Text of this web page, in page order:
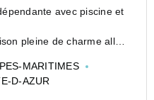
avec piscine et
pleine de charme allie
plages d’Antibes et
MARITIMES
D-AZUR